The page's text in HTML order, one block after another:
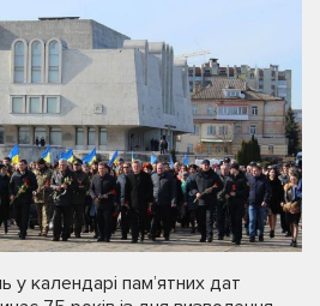
у календарі пам’ятних дат